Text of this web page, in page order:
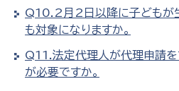
Q10.2月2日以降に子どもが
も対象になりますか。
Q11.法定代理人が代理申請
が必要ですか。